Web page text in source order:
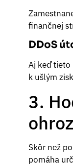
finančnej
DDoS
Aj keď tieto
k ušlým
3.
Skôr než
pomáha